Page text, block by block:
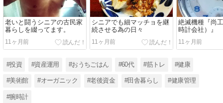
老いと闘うシニアの古民家
暮らしを綴ってます。
11ヶ月前
シニアでも細マッチョを継
続させる為の日々
11ヶ月前
絶滅機種『尚
時計会社）』
11ヶ月前
#投資 #資産運用 #おうちごはん #60代 #筋トレ #健康
#美術館 #オーガニック #老後資金 #田舎暮らし #健康管理
#腕時計